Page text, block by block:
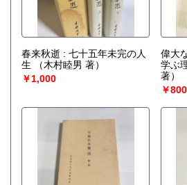
春来秋逝 : 七十五年未完の人
生
（木村睦男 著）
￥1,000
偉大
学ぶ
著）
￥800